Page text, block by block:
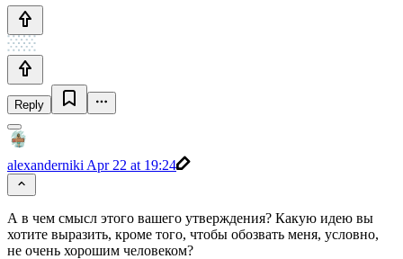
Reply
alexanderniki Apr 22 at 19:24
А в чем смысл этого вашего утверждения? Какую идею вы
хотите выразить, кроме того, чтобы обозвать меня, условно,
не очень хорошим человеком?